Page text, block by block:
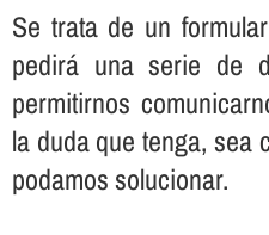
Se trata de un
pedirá una serie de
permitirnos
la duda que tenga, sea
podamos solucionar.